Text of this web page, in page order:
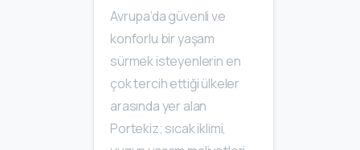
Avrupa’da güvenli ve
konforlu bir yaşam
sürmek isteyenlerin en
çok tercih ettiği ülkeler
arasında yer alan
Portekiz; sıcak iklimi,